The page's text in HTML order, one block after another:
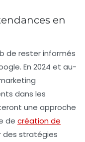
en
de rester informés
En 2024 et au-
dans les
une approche
de création de
des stratégies